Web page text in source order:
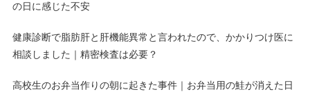
の日に感じた不安
健康診断で脂肪肝と肝機能異常と言われたので、かかりつけ医に
相談しました｜精密検査は必要？
高校生のお弁当作りの朝に起きた事件｜お弁当用の鮭が消えた日